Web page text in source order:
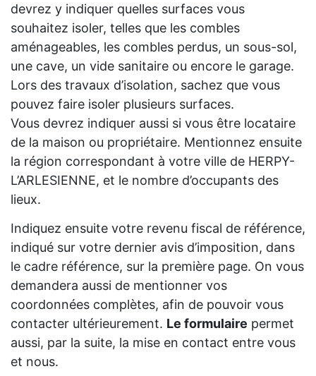
devrez y indiquer quelles surfaces vous
souhaitez isoler, telles que les combles
aménageables, les combles perdus, un sous-sol,
une cave, un vide sanitaire ou encore le garage.
Lors des travaux d’isolation, sachez que vous
pouvez faire isoler plusieurs surfaces.
Vous devrez indiquer aussi si vous être locataire
de la maison ou propriétaire. Mentionnez ensuite
la région correspondant à votre ville de HERPY-
L’ARLESIENNE, et le nombre d’occupants des
lieux.
Indiquez ensuite votre revenu fiscal de référence,
indiqué sur votre dernier avis d’imposition, dans
le cadre référence, sur la première page. On vous
demandera aussi de mentionner vos
coordonnées complètes, afin de pouvoir vous
contacter ultérieurement. Le formulaire permet
aussi, par la suite, la mise en contact entre vous
et nous.